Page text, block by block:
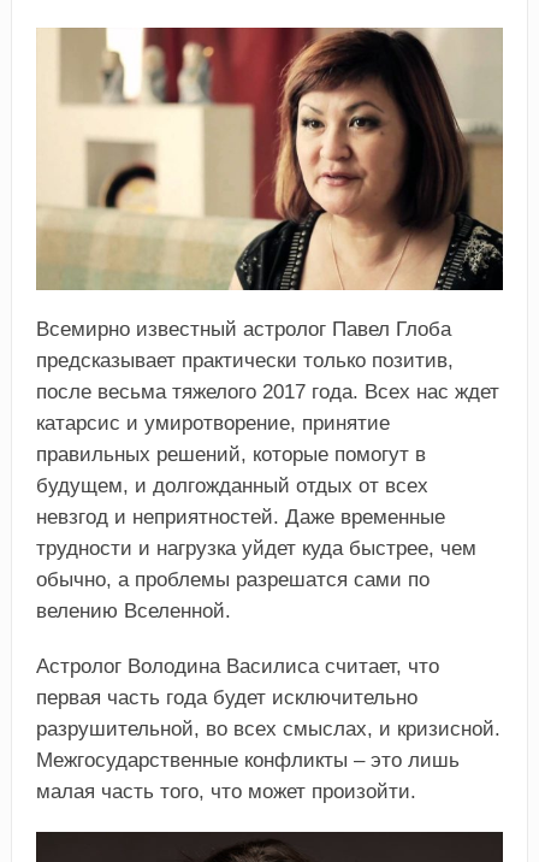
Всемирно известный астролог Павел Глоба
предсказывает практически только позитив,
после весьма тяжелого 2017 года. Всех нас ждет
катарсис и умиротворение, принятие
правильных решений, которые помогут в
будущем, и долгожданный отдых от всех
невзгод и неприятностей. Даже временные
трудности и нагрузка уйдет куда быстрее, чем
обычно, а проблемы разрешатся сами по
велению Вселенной.
Астролог Володина Василиса считает, что
первая часть года будет исключительно
разрушительной, во всех смыслах, и кризисной.
Межгосударственные конфликты – это лишь
малая часть того, что может произойти.